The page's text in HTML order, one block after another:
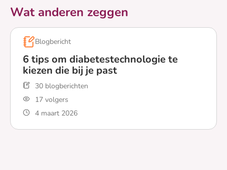
Wat anderen zeggen
Blogbericht
6 tips om diabetestechnologie te
kiezen die bij je past
30 blogberichten
17 volgers
4 maart 2026
Lees meer over 6 tips om diabetestechnologie te